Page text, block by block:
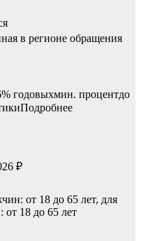
в регионе обращения
годовыхмин. процентдо
₽
от 18 до 65 лет, для
18 до 65 лет